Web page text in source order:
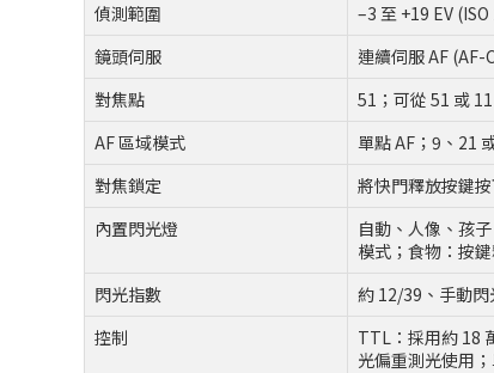
偵測範圍
–3 至 +19 EV
鏡頭伺服
連續伺服 AF (AF-
對焦點
51；可從 51 或
AF 區域模式
單點 AF；9、21
對焦鎖定
將快門釋放按鍵
內置閃光燈
自動、人像、孩
模式；食物：按
閃光指數
約 12/39、手動
控制
TTL：採用約 18
光偏重測光使用